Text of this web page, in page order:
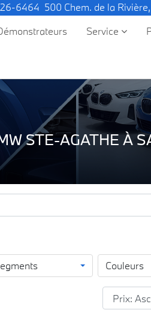
6464 500 Chem. de la
Service
STE-AGATHE À
Couleurs